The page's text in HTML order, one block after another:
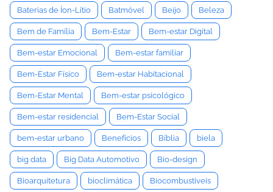
Baterias de Íon-Lítio Batmóvel Beijo Beleza
Bem de Família Bem-Estar Bem-estar Digital
Bem-estar Emocional Bem-estar familiar
Bem-Estar Físico Bem-estar Habitacional
Bem-Estar Mental Bem-estar psicológico
Bem-estar residencial Bem-Estar Social
bem-estar urbano Benefícios Bíblia biela
big data Big Data Automotivo Bio-design
Bioarquitetura bioclimática Biocombustíveis